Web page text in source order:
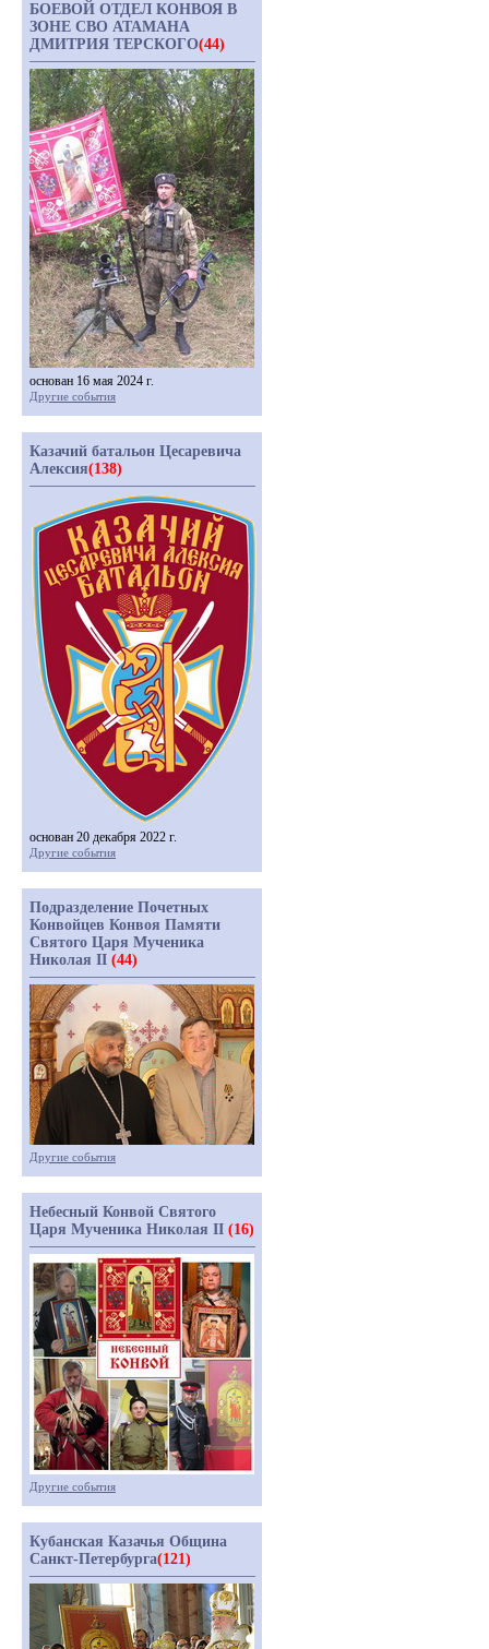
БОЕВОЙ ОТДЕЛ КОНВОЯ В
ЗОНЕ СВО АТАМАНА
ДМИТРИЯ ТЕРСКОГО(44)
основан 16 мая 2024 г.
Другие события
Казачий батальон Цесаревича
Алексия(138)
основан 20 декабря 2022 г.
Другие события
Подразделение Почетных
Конвойцев Конвоя Памяти
Святого Царя Мученика
Николая II (44)
Другие события
Небесный Конвой Святого
Царя Мученика Николая II (16)
Другие события
Кубанская Казачья Община
Санкт-Петербурга(121)